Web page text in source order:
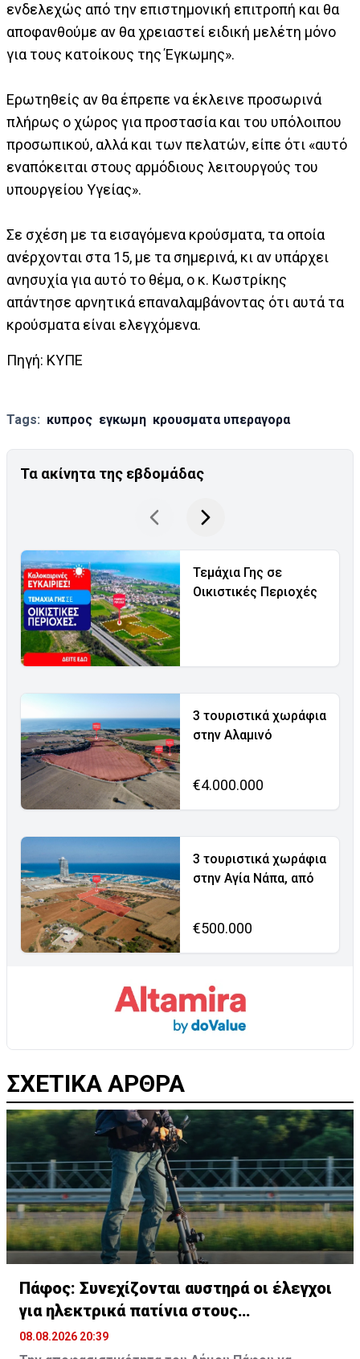
ενδελεχώς από την επιστημονική επιτροπή και θα
αποφανθούμε αν θα χρειαστεί ειδική μελέτη μόνο
για τους κατοίκους της Έγκωμης».
Ερωτηθείς αν θα έπρεπε να έκλεινε προσωρινά
πλήρως ο χώρος για προστασία και του υπόλοιπου
προσωπικού, αλλά και των πελατών, είπε ότι «αυτό
εναπόκειται στους αρμόδιους λειτουργούς του
υπουργείου Υγείας».
Σε σχέση με τα εισαγόμενα κρούσματα, τα οποία
ανέρχονται στα 15, με τα σημερινά, κι αν υπάρχει
ανησυχία για αυτό το θέμα, ο κ. Κωστρίκης
απάντησε αρνητικά επαναλαμβάνοντας ότι αυτά τα
κρούσματα είναι ελεγχόμενα.
Πηγή: ΚΥΠΕ
Tags: κυπρος εγκωμη κρουσματα υπεραγορα
Τα ακίνητα της εβδομάδας
Τεμάχια Γης σε
Οικιστικές Περιοχές
3 τουριστικά χωράφια
στην Αλαμινό
€4.000.000
3 τουριστικά χωράφια
στην Αγία Νάπα, από
€500.000
ΣΧΕΤΙΚΑ ΑΡΘΡΑ
Πάφος: Συνεχίζονται αυστηρά οι έλεγχοι
για ηλεκτρικά πατίνια στους
πεζόδρομους
08.08.2026 20:39